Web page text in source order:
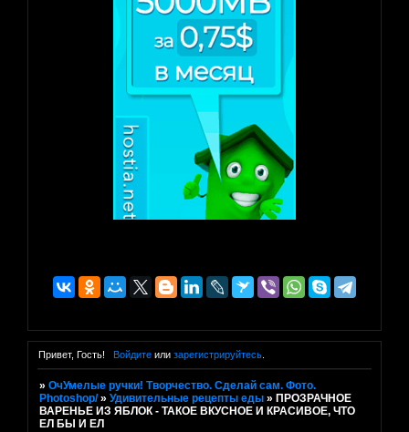
Привет, Гость! Войдитеили зарегистрируйтесь.
»ОчУмелые ручки! Творчество. Сделай сам. Фото.
Photoshop/ »Удивительные рецепты еды » ПРОЗРАЧНОЕ
ВАРЕНЬЕ ИЗ ЯБЛОК - ТАКОЕ ВКУСНОЕ И КРАСИВОЕ, ЧТО
ЕЛ БЫ И ЕЛ